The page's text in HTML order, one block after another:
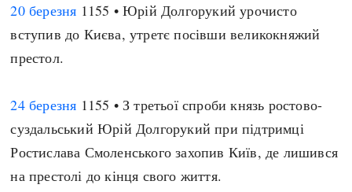
20 березня 1155 • Юрій Долгорукий урочисто
вступив до Києва, утретє посівши великокняжий
престол.
24 березня 1155 • З третьої спроби князь ростово-
суздальський Юрій Долгорукий при підтримці
Ростислава Смоленського захопив Київ, де лишився
на престолі до кінця свого життя.